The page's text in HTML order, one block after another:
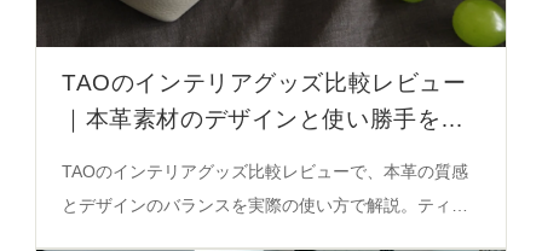
TAOのインテリアグッズ比較レビュー
｜本革素材のデザインと使い勝手を徹
TAOのインテリアグッズ比較レビューで、本革の質感
とデザインのバランスを実際の使い方で解説。ティッ